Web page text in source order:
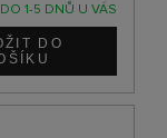
1-5 DNŮ U VÁS